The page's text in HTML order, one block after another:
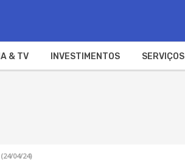
& TV INVESTIMENTOS SERVIÇOS
04/24)